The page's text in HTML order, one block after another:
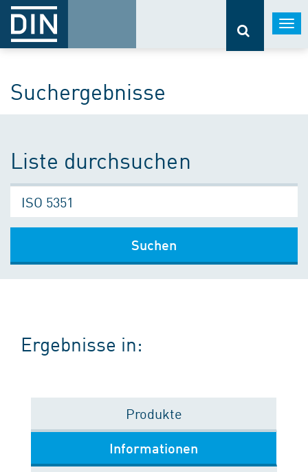
Suchergebnisse
Liste durchsuchen
Suchen
Ergebnisse in:
Produkte
Informationen